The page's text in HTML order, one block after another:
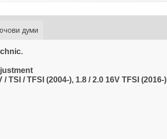
думи
/ TFSI (2004-), 1.8 / 2.0 16V TFSI (2016-)